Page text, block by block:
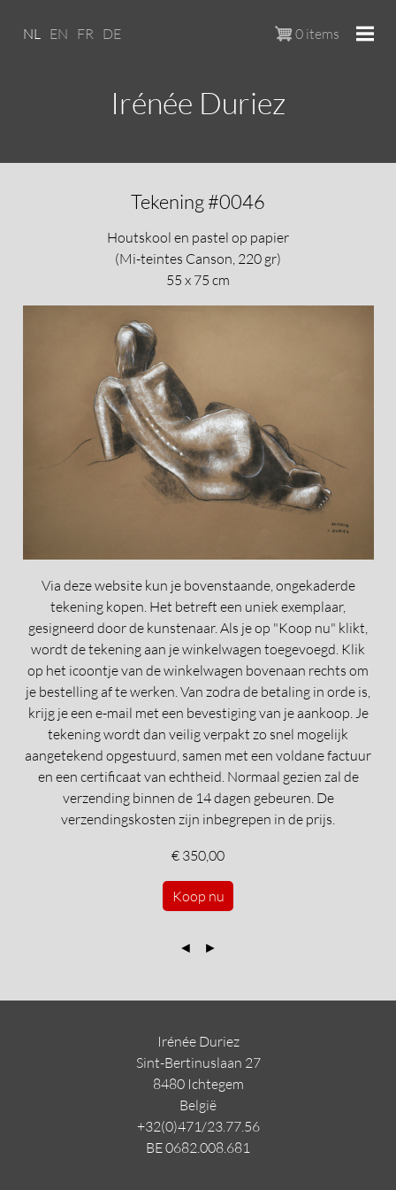
0 items
NL EN FR DE
Irénée Duriez
Tekening #0046
Houtskool en pastel op papier
(Mi-teintes Canson, 220 gr)
55 x 75 cm
Via deze website kun je bovenstaande, ongekaderde
tekening kopen. Het betreft een uniek exemplaar,
gesigneerd door de kunstenaar. Als je op "Koop nu" klikt,
wordt de tekening aan je winkelwagen toegevoegd. Klik
op het icoontje van de winkelwagen bovenaan rechts om
je bestelling af te werken. Van zodra de betaling in orde is,
krijg je een e-mail met een bevestiging van je aankoop. Je
tekening wordt dan veilig verpakt zo snel mogelijk
aangetekend opgestuurd, samen met een voldane factuur
en een certificaat van echtheid. Normaal gezien zal de
verzending binnen de 14 dagen gebeuren. De
verzendingskosten zijn inbegrepen in de prijs.
€ 350,00
Koop nu
◄ ►
Irénée Duriez
Sint-Bertinuslaan 27
8480 Ichtegem
België
+32(0)471/23.77.56
BE 0682.008.681